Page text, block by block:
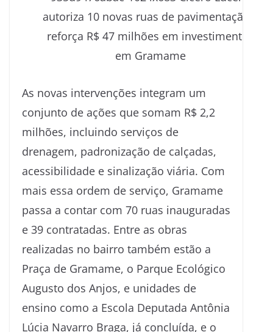
As novas intervenções integram um
conjunto de ações que somam R$ 2,2
milhões, incluindo serviços de
drenagem, padronização de calçadas,
acessibilidade e sinalização viária. Com
mais essa ordem de serviço, Gramame
passa a contar com 70 ruas inauguradas
e 39 contratadas. Entre as obras
realizadas no bairro também estão a
Praça de Gramame, o Parque Ecológico
Augusto dos Anjos, e unidades de
ensino como a Escola Deputada Antônia
Lúcia Navarro Braga, já concluída, e o